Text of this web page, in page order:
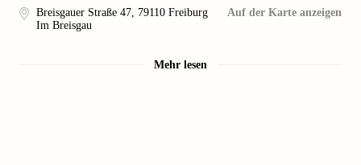
Breisgauer Straße 47, 79110 Freiburg
Im Breisgau
Auf der Karte anzeigen
Mehr lesen